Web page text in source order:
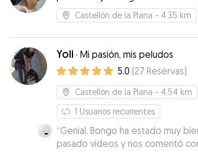
Castellón de la Plana - 4.35 km
Yoli · Mi pasión, mis peludos
5.0 (27 Reservas)
Castellón de la Plana - 4.54 km
1 Usuarios recurrentes
“Genial. Bongo ha estado muy
pasado videos y nos comentó